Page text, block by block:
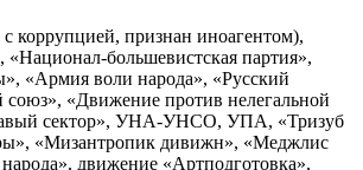
признан иноагентом),
большевистская партия»,
«Армия воли народа», «Русский
«Движение против нелегальной
сектор», УНА-УНСО, УПА, «Тризуб
«Мизантропик дивижн», «Меджлис
движение «Артподготовка»,